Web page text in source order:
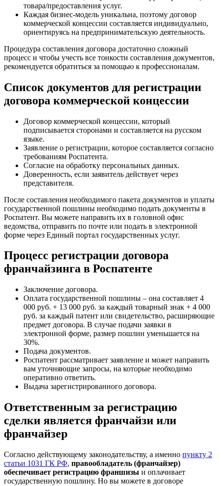
товара/предоставления услуг.
Каждая бизнес-модель уникальна, поэтому договор
коммерческой концессии составляется индивидуально,
ориентируясь на предпринимательскую деятельность.
Процедура составления договора достаточно сложный
процесс и чтобы учесть все тонкости составления документов,
рекомендуется обратиться за помощью к профессионалам.
Список документов для регистрации
договора коммерческой концессии
Договор коммерческой концессии, который
подписывается сторонами и составляется на русском
языке.
Заявление о регистрации, которое составляется согласно
требованиям Роспатента.
Согласие на обработку персональных данных.
Доверенность, если заявитель действует через
представителя.
После составления необходимого пакета документов и уплаты
государственной пошлины необходимо подать документы в
Роспатент. Вы можете направить их в головной офис
ведомства, отправить по почте или подать в электронной
форме через Единый портал государственных услуг.
Процесс регистрации договора
франчайзинга в Роспатенте
Заключение договора.
Оплата государственной пошлины – она составляет 4
000 руб. + 13 000 руб. за каждый товарный знак + 4 000
руб. за каждый патент или свидетельство, расширяющие
предмет договора. В случае подачи заявки в
электронной форме, размер пошлин уменьшается на
30%.
Подача документов.
Роспатент рассматривает заявление и может направить
вам уточняющие запросы, на которые необходимо
оперативно ответить.
Выдача зарегистрированного договора.
Ответственным за регистрацию
сделки является франчайзи или
франчайзер
Согласно действующему законодательству, а именно пункту 2
статьи 1031 ГК РФ, правообладатель (франчайзер)
обеспечивает регистрацию франшизы и оплачивает
государственную пошлину. Но вы можете в договоре